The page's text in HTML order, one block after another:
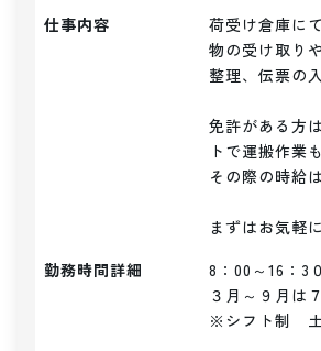
仕事内容
荷受け倉庫に
物の受け取り
整理、伝票の
免許がある方
トで運搬作業
その際の時給
まずはお気軽
勤務時間詳細
8：00～16：3０
３月～９月は
※シフト制　